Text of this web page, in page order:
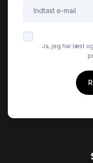
Ja, jeg har læst